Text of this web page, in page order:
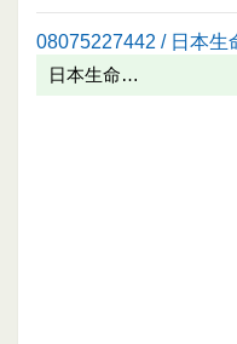
08075227442 / 日本生
日本生命…